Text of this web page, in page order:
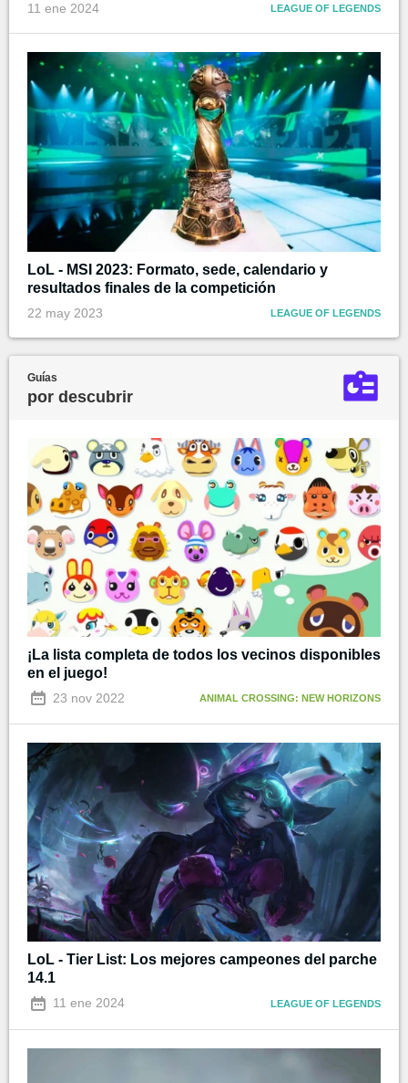
11 ene 2024 LEAGUE OF LEGENDS
LoL - MSI 2023: Formato, sede, calendario y
resultados finales de la competición
22 may 2023 LEAGUE OF LEGENDS
Guías
por descubrir
¡La lista completa de todos los vecinos disponibles
en el juego!
23 nov 2022 ANIMAL CROSSING: NEW HORIZONS
LoL - Tier List: Los mejores campeones del parche
14.1
11 ene 2024 LEAGUE OF LEGENDS